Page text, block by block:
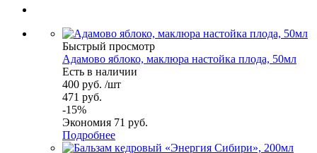
Быстрый просмотр
Адамово яблоко, маклюра настойка плода, 50мл
Есть в наличии
400 руб. /шт
471 руб.
-15%
Экономия 71 руб.
Подробнее